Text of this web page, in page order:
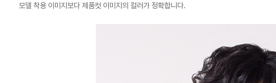
모델 착용 이미지보다 제품컷 이미지의 컬러가 정확합니다.